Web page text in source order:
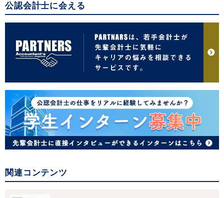
公認会計士に会える
関連コンテンツ